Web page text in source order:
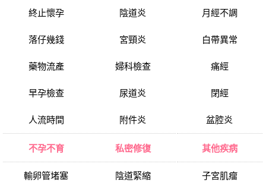
終止懷孕
落仔幾錢
藥物流產
早孕檢查
人流時間
陰道炎
宮頸炎
婦科檢查
尿道炎
附件炎
月經不調
白帶異常
痛經
閉經
盆腔炎
不孕不育
輸卵管堵塞
私密修復
陰道緊縮
其他疾病
子宮肌瘤